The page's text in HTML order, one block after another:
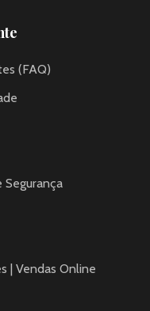
(FAQ)
Segurança
| Vendas Online